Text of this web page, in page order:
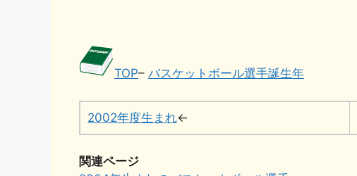
TOP– バスケットボール選手誕生年
2002年度生まれ←
関連ページ